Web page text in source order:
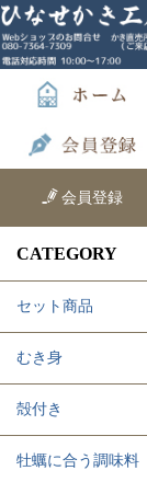
会員登録
CATEGORY
セット商品
むき身
殻付き
牡蠣に合う調味料